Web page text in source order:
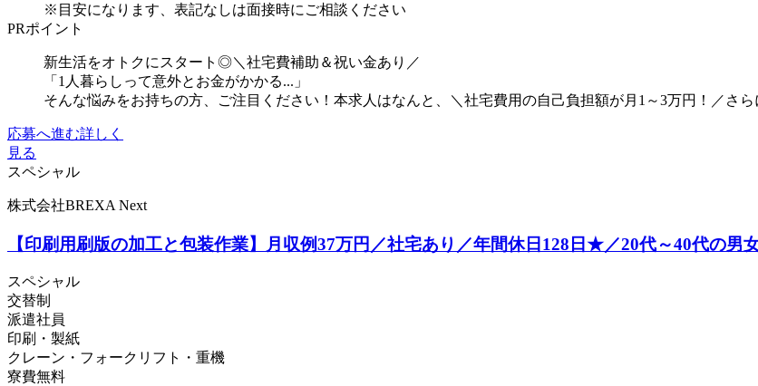
※目安になります、表記なしは面接時にご相談ください
PRポイント
新生活をオトクにスタート◎＼社宅費補助＆祝い金あり／
「1人暮らしって意外とお金がかかる...」
そんな悩みをお持ちの方、ご注目ください！本求人はなんと、＼社宅費用の自己負担額が月1～3万円！／さ
応募へ進む詳しく
見る
スペシャル
株式会社BREXA Next
【印刷用刷版の加工と包装作業】月収例37万円／社宅あり／年間休日128日★／20代～40代の男
スペシャル
交替制
派遣社員
印刷・製紙
クレーン・フォークリフト・重機
寮費無料